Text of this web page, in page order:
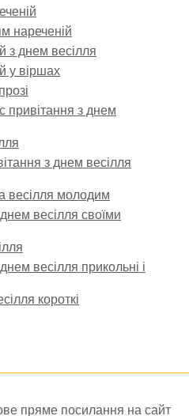
нареченій
з днем весілля
у віршах
привітання з днем
з днем весілля
весілля молодим
весілля своїми
весілля прикольні і
короткі
пряме посилання на сайт